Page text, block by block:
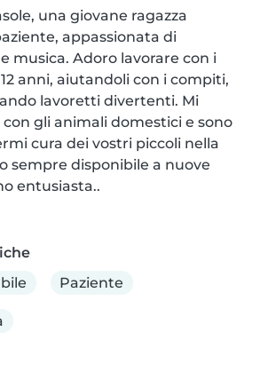
una giovane ragazza
appassionata di
musica. Adoro lavorare con i
anni, aiutandoli con i compiti,
lavoretti divertenti. Mi
gli animali domestici e sono
cura dei vostri piccoli nella
sempre disponibile a nuove
entusiasta..
Paziente